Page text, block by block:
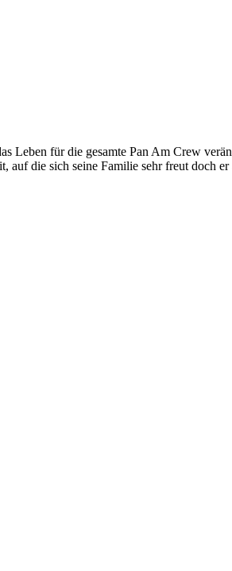
Leben für die gesamte Pan Am Crew
auf die sich seine Familie sehr freut doch